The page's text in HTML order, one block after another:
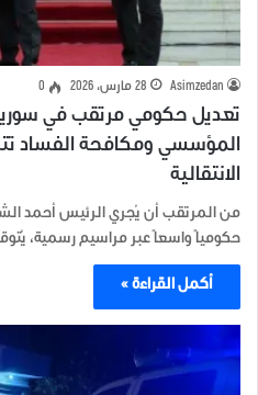
Asimzedan 28 مارس، 2026 0
تعديل حكومي مرتقب في
المؤسسي ومكافحة الفساد
الانتقالية
من المرتقب أن يُجري الرئيس أحمد
حكومياً واسعاً عبر مراسيم رسمية،
أكمل القراءة »